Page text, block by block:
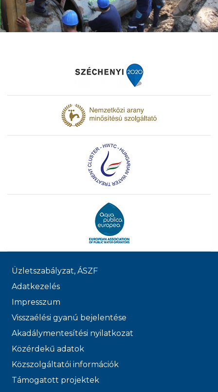
Üzletszabályzat, ÁSZF
Adatkezelés
Impresszum
Visszaélési gyanú bejelentése
Akadálymentesítési nyilatkozat
Közérdekű adatok
Közszolgáltatói információk
Támogatott projektek